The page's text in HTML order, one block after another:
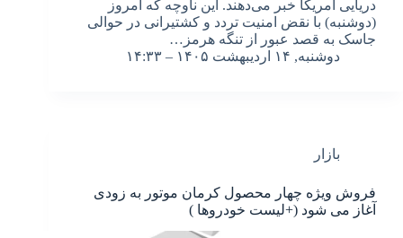
دریایی آمریکا خبر می‌دهند. این ناوچه که امروز
(دوشنبه) با نقض امنیت تردد و کشتیرانی در حوالی
جاسک به قصد عبور از تنگه هرمز…
دوشنبه, ۱۴ اردیبهشت ۱۴۰۵ – ۱۴:۳۳
بازار
فروش ویژه چهار محصول کرمان موتور به زودی
آغاز می شود (+لیست خودروها )